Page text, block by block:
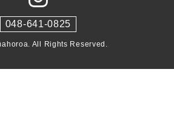
048-641-0825
. All Rights Reserved.